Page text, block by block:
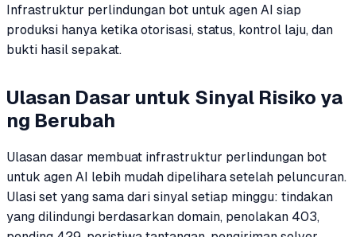
Infrastruktur perlindungan bot untuk agen AI siap
produksi hanya ketika otorisasi, status, kontrol laju, dan
bukti hasil sepakat.
Ulasan Dasar untuk Sinyal Risiko ya
ng Berubah
Ulasan dasar membuat infrastruktur perlindungan bot
untuk agen AI lebih mudah dipelihara setelah peluncuran.
Ulasi set yang sama dari sinyal setiap minggu: tindakan
yang dilindungi berdasarkan domain, penolakan 403,